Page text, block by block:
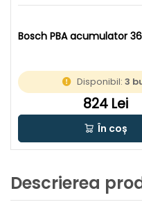
Bosch PBA acumulator
Disponibil:3
824 Lei
În coș
Descrierea